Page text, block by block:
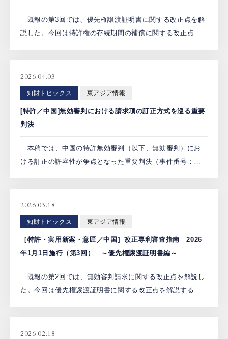
既報の第3回では、優先権譲渡証明書に関する改正点を解
説した。今回は特許権の存続期間の補償に関する改正点を
不服審判 […]
2026.04.03
知財トピックス 東アジア情報
[特許／中国]無効審判における請求項の訂正方式を巡る重要
判決
本稿では、中国の特許無効審判（以下、無効審判）にお
ける訂正の許容性が争点となった重要判決（事件番号：
十 […]
2026.03.18
知財トピックス 東アジア情報
［特許・実用新案・意匠／中国］改正専利審査指南 2026
年1月1日施行（第3回） ～優先権譲渡証明書編～
既報の第2回では、無効審判請求に関する改正点を解説し
た。今回は優先権譲渡証明書に関する改正点を解説する。
た。 1. […]
2026.02.18